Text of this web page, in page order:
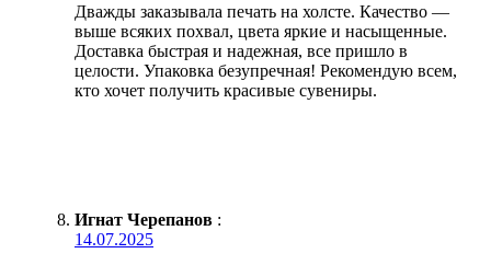
Дважды заказывала печать на холсте. Качество —
выше всяких похвал, цвета яркие и насыщенные.
Доставка быстрая и надежная, все пришло в
целости. Упаковка безупречная! Рекомендую всем,
кто хочет получить красивые сувениры.
Игнат Черепанов :
14.07.2025